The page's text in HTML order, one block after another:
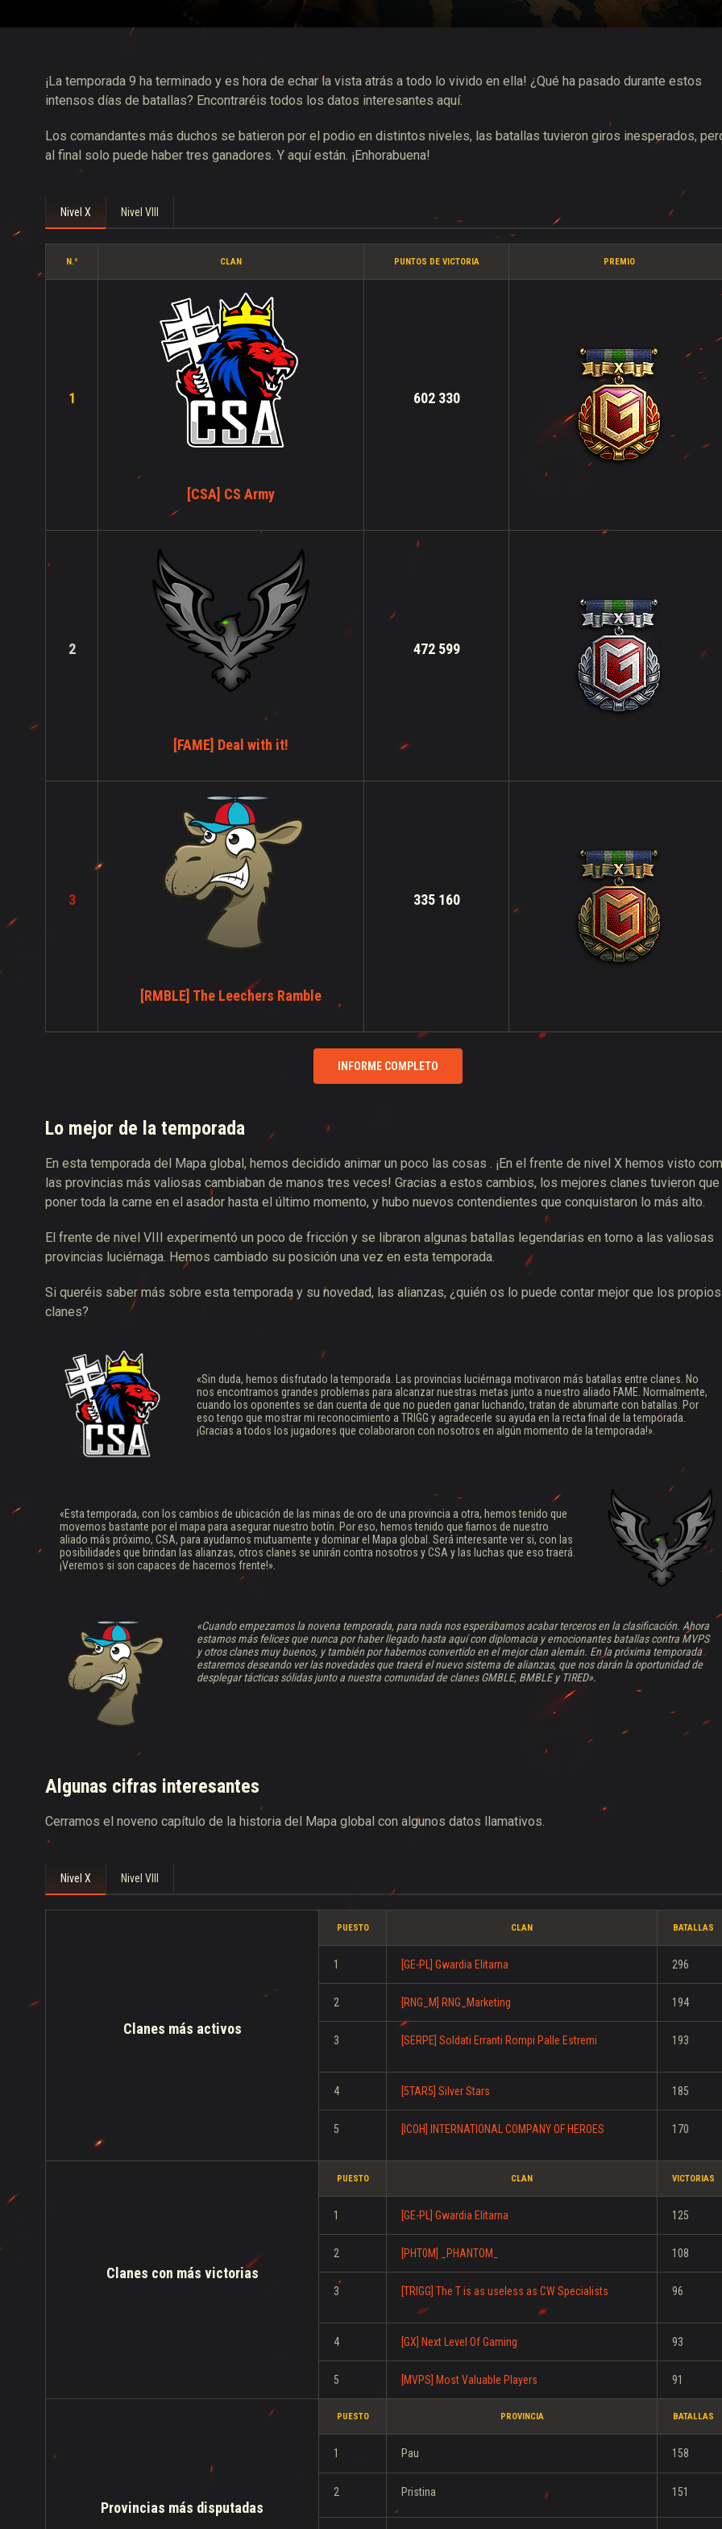
¡La temporada 9 ha terminado y es hora de echar la vista atrás a todo lo vivido en ella! ¿Qué ha pasado durante estos
intensos días de batallas? Encontraréis todos los datos interesantes aquí.
Los comandantes más duchos se batieron por el podio en distintos niveles, las batallas tuvieron giros inesperados,
al final solo puede haber tres ganadores. Y aquí están. ¡Enhorabuena!
Nivel X Nivel VIII
N.º CLAN PUNTOS DE VICTORIA PREMIO
1
[CSA] CS Army
602 330
2
[FAME] Deal with it!
472 599
3
[RMBLE] The Leechers Ramble
335 160
INFORME COMPLETO
Lo mejor de la temporada
En esta temporada del Mapa global, hemos decidido animar un poco las cosas . ¡En el frente de nivel X hemos visto
las provincias más valiosas cambiaban de manos tres veces! Gracias a estos cambios, los mejores clanes tuvieron que
poner toda la carne en el asador hasta el último momento, y hubo nuevos contendientes que conquistaron lo más alto.
El frente de nivel VIII experimentó un poco de fricción y se libraron algunas batallas legendarias en torno a las valiosas
provincias luciérnaga. Hemos cambiado su posición una vez en esta temporada.
Si queréis saber más sobre esta temporada y su novedad, las alianzas, ¿quién os lo puede contar mejor que los propios
clanes?
«Sin duda, hemos disfrutado la temporada. Las provincias luciérnaga motivaron más batallas entre clanes. No
nos encontramos grandes problemas para alcanzar nuestras metas junto a nuestro aliado FAME. Normalmente,
cuando los oponentes se dan cuenta de que no pueden ganar luchando, tratan de abrumarte con batallas. Por
eso tengo que mostrar mi reconocimiento a TRIGG y agradecerle su ayuda en la recta final de la temporada.
¡Gracias a todos los jugadores que colaboraron con nosotros en algún momento de la temporada!».
«Esta temporada, con los cambios de ubicación de las minas de oro de una provincia a otra, hemos tenido que
movernos bastante por el mapa para asegurar nuestro botín. Por eso, hemos tenido que fiarnos de nuestro
aliado más próximo, CSA, para ayudarnos mutuamente y dominar el Mapa global. Será interesante ver si, con las
posibilidades que brindan las alianzas, otros clanes se unirán contra nosotros y CSA y las luchas que eso traerá.
¡Veremos si son capaces de hacernos frente!».
«Cuando empezamos la novena temporada, para nada nos esperábamos acabar terceros en la clasificación. Ahora
estamos más felices que nunca por haber llegado hasta aquí con diplomacia y emocionantes batallas contra MVPS
y otros clanes muy buenos, y también por habernos convertido en el mejor clan alemán. En la próxima temporada
estaremos deseando ver las novedades que traerá el nuevo sistema de alianzas, que nos darán la oportunidad de
desplegar tácticas sólidas junto a nuestra comunidad de clanes GMBLE, BMBLE y TIRED».
Algunas cifras interesantes
Cerramos el noveno capítulo de la historia del Mapa global con algunos datos llamativos.
Nivel X Nivel VIII
Clanes más activos
PUESTO CLAN BATALLAS
1 [GE-PL] Gwardia Elitarna 296
2 [RNG_M] RNG_Marketing 194
3 [SERPE] Soldati Erranti Rompi Palle Estremi 193
4 [5TAR5] Silver Stars 185
5 [ICOH] INTERNATIONAL COMPANY OF HEROES 170
Clanes con más victorias
PUESTO CLAN VICTORIAS
1 [GE-PL] Gwardia Elitarna 125
2 [PHT0M] _PHANTOM_ 108
3 [TRIGG] The T is as useless as CW Specialists 96
4 [GX] Next Level Of Gaming 93
5 [MVPS] Most Valuable Players 91
Provincias más disputadas
PUESTO PROVINCIA BATALLAS
1 Pau 158
2 Pristina 151